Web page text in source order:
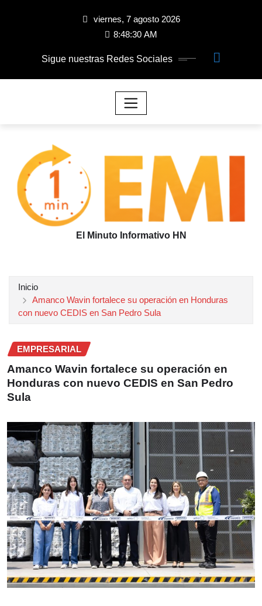
viernes, 7 agosto 2026
8:48:31 AM
Sigue nuestras Redes Sociales
El Minuto Informativo HN
Inicio
Amanco Wavin fortalece su operación en Honduras
con nuevo CEDIS en San Pedro Sula
EMPRESARIAL
Amanco Wavin fortalece su operación en
Honduras con nuevo CEDIS en San Pedro
Sula